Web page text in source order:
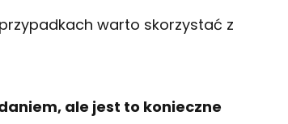
warto skorzystać z
ale jest to konieczne